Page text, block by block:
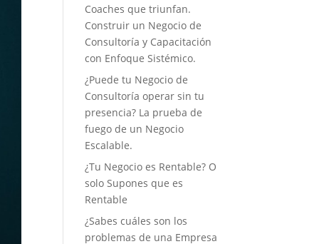
Coaches que triunfan.
Construir un Negocio de
Consultoría y Capacitación
con Enfoque Sistémico.
¿Puede tu Negocio de
Consultoría operar sin tu
presencia? La prueba de
fuego de un Negocio
Escalable.
¿Tu Negocio es Rentable? O
solo Supones que es
Rentable
¿Sabes cuáles son los
problemas de una Empresa